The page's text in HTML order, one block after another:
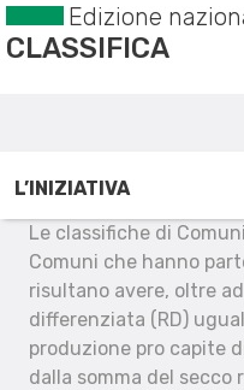
Edizione
CLASSIFICA
L’INIZIATIVA
Le classifiche di
Comuni che hanno
risultano avere, oltre
differenziata (RD)
produzione pro capite
dalla somma del secco